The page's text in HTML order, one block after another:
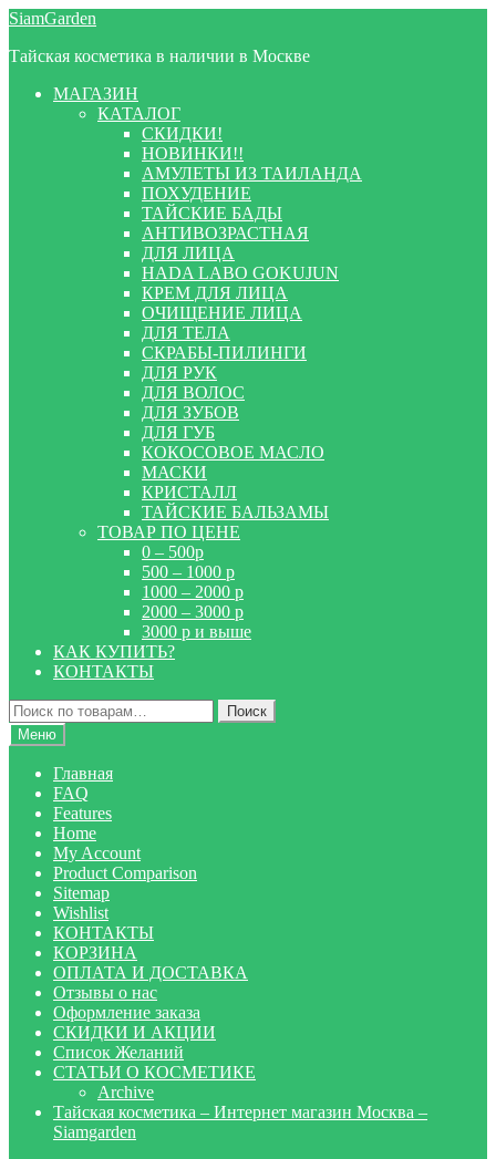
Перейти
навигации
Перейти
содержимому
SiamGarden
Тайская косметика в наличии в Москве
МАГАЗИН
КАТАЛОГ
СКИДКИ!
НОВИНКИ!!
АМУЛЕТЫ ИЗ ТАИЛАНДА
ПОХУДЕНИЕ
ТАЙСКИЕ БАДЫ
АНТИВОЗРАСТНАЯ
ДЛЯ ЛИЦА
HADA LABO GOKUJUN
КРЕМ ДЛЯ ЛИЦА
ОЧИЩЕНИЕ ЛИЦА
ДЛЯ ТЕЛА
СКРАБЫ-ПИЛИНГИ
ДЛЯ РУК
ДЛЯ ВОЛОС
ДЛЯ ЗУБОВ
ДЛЯ ГУБ
КОКОСОВОЕ МАСЛО
МАСКИ
КРИСТАЛЛ
ТАЙСКИЕ БАЛЬЗАМЫ
ТОВАР ПО ЦЕНЕ
0 – 500р
500 – 1000 р
1000 – 2000 р
2000 – 3000 р
3000 р и выше
КАК КУПИТЬ?
КОНТАКТЫ
Искать:
Поиск
Меню
Главная
FAQ
Features
Home
My Account
Product Comparison
Sitemap
Wishlist
КОНТАКТЫ
КОРЗИНА
ОПЛАТА И ДОСТАВКА
Отзывы о нас
Оформление заказа
СКИДКИ И АКЦИИ
Список Желаний
СТАТЬИ О КОСМЕТИКЕ
Archive
Тайская косметика – Интернет магазин Москва –
Siamgarden